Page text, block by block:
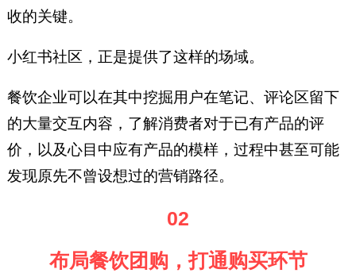
收的关键。
小红书社区，正是提供了这样的场域。
餐饮企业可以在其中挖掘用户在笔记、评论区留下
的大量交互内容，了解消费者对于已有产品的评
价，以及心目中应有产品的模样，过程中甚至可能
发现原先不曾设想过的营销路径。
02
布局餐饮团购，打通购买环节